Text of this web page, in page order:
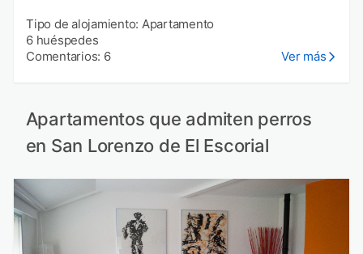
Tipo de alojamiento: Apartamento
6 huéspedes
Comentarios: 6
Ver más
Apartamentos que admiten perros
en San Lorenzo de El Escorial